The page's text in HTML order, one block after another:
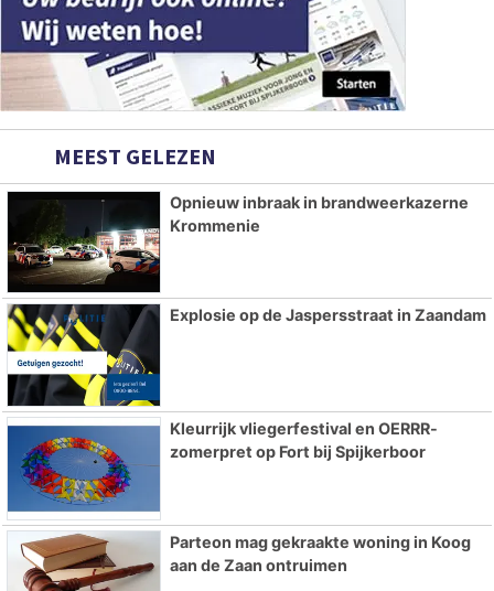
MEEST GELEZEN
Opnieuw inbraak in brandweerkazerne
Krommenie
Explosie op de Jaspersstraat in Zaandam
Kleurrijk vliegerfestival en OERRR-
zomerpret op Fort bij Spijkerboor
Parteon mag gekraakte woning in Koog
aan de Zaan ontruimen